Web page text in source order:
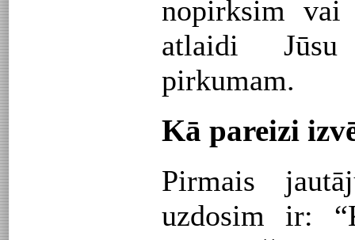
nopirksim
atlaidi Jūsu
pirkumam.
Kā pareizi
Pirmais
uzdosim ir: